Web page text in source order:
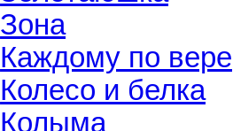
Зона
Каждому по вере
Колесо и белка
Колыма